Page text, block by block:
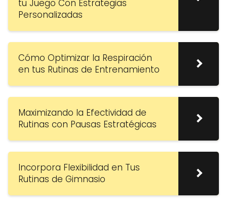
tu Juego Con Estrategias
Personalizadas
Cómo Optimizar la Respiración
en tus Rutinas de Entrenamiento
Maximizando la Efectividad de
Rutinas con Pausas Estratégicas
Incorpora Flexibilidad en Tus
Rutinas de Gimnasio